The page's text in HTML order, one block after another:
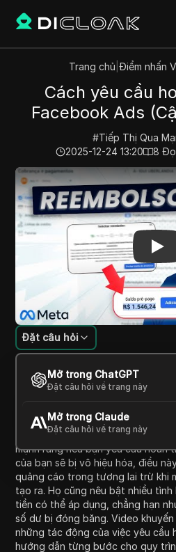
Trang chủ Điểm nhấn
Cách yêu cầu
Facebook Ads
#Tiếp Thị Qua
2025-12-24 13:20
8
Play Video:Cách yêu cầu
Giới thiệu nội dung
Đặt câu hỏi
Mở trong ChatGPT
Đặt câu hỏi về trang này
Mở trong Claude
Đặt câu hỏi về trang này
Trong video này, người dẫn
khôi phục số dư chưa sử dụng
thảo luận về quy trình yêu cầu
tiết quan trọng về việc tạm
sinh từ những yêu cầu đó. Người
mạnh rằng nếu bạn yêu cầu hoàn
của bạn sẽ bị vô hiệu hóa, điều
quảng cáo trong tương lai trừ khi
tạo ra. Họ cũng nêu bật nhiều
tiền có thể áp dụng, chẳng hạn
số dư bị đóng băng. Video
những tác động của việc yêu cầu
hướng dẫn từng bước cho quy